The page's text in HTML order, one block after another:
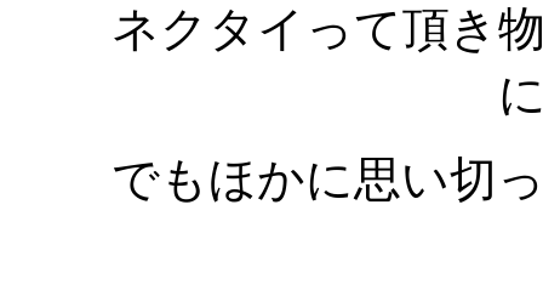
ネクタイって頂き
でもほかに思い切